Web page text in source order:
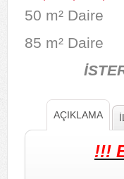
50 m²
85 m²
İSTER 1
AÇIKLAMA
!!!